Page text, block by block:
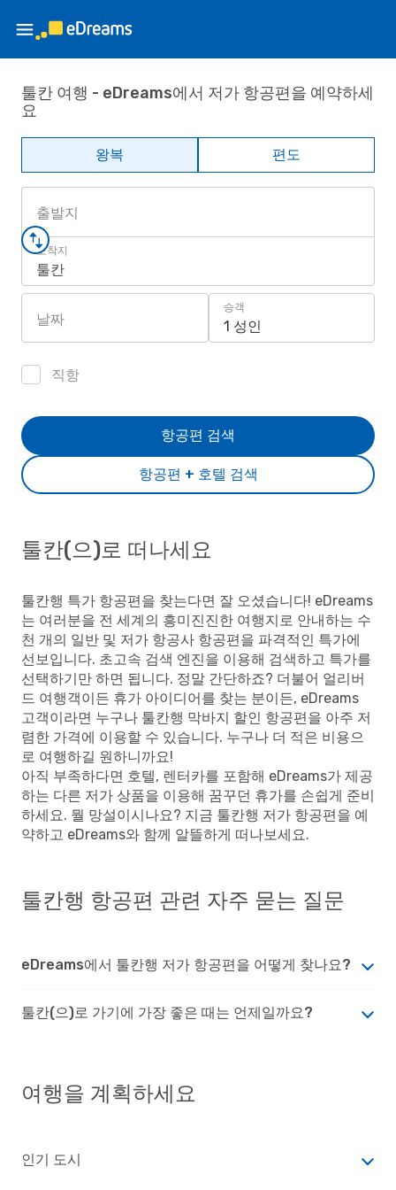
툴칸 여행 - eDreams에서 저가 항공편을 예약하세
요
왕복 편도
출발지
도착지
툴칸
날짜
승객
1 성인
직항
항공편 + 호텔 검색
항공편 검색
툴칸(으)로 떠나세요
툴칸행 특가 항공편을 찾는다면 잘 오셨습니다! eDreams
는 여러분을 전 세계의 흥미진진한 여행지로 안내하는 수
천 개의 일반 및 저가 항공사 항공편을 파격적인 특가에
선보입니다. 초고속 검색 엔진을 이용해 검색하고 특가를
선택하기만 하면 됩니다. 정말 간단하죠? 더불어 얼리버
드 여행객이든 휴가 아이디어를 찾는 분이든, eDreams
고객이라면 누구나 툴칸행 막바지 할인 항공편을 아주 저
렴한 가격에 이용할 수 있습니다. 누구나 더 적은 비용으
로 여행하길 원하니까요!
아직 부족하다면 호텔, 렌터카를 포함해 eDreams가 제공
하는 다른 저가 상품을 이용해 꿈꾸던 휴가를 손쉽게 준비
하세요. 뭘 망설이시나요? 지금 툴칸행 저가 항공편을 예
약하고 eDreams와 함께 알뜰하게 떠나보세요.
툴칸행 항공편 관련 자주 묻는 질문
eDreams에서 툴칸행 저가 항공편을 어떻게 찾나요?
툴칸(으)로 가기에 가장 좋은 때는 언제일까요?
여행을 계획하세요
인기 도시